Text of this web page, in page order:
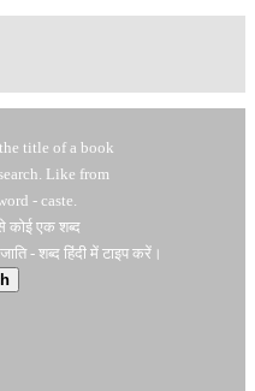
title of a book
Like from
- caste.
कोई एक शब्द
- शब्द हिंदी में टाइप करें।